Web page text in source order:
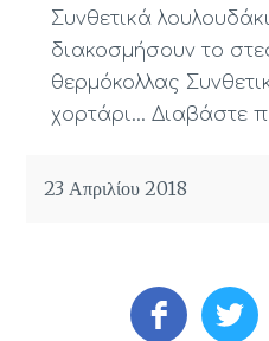
Συνθετικά
διακοσμήσουν το
θερμόκολλας
χορτάρι… Διαβάστε
23 Απριλίου 2018